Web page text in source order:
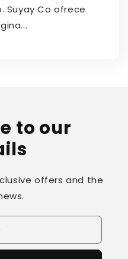
Suyay Co ofrece
to our
offers and the